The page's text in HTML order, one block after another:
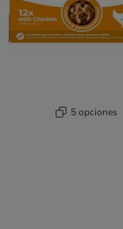
5 opciones